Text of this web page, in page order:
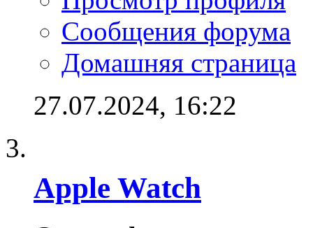
Сообщения форума
Домашняя страница
27.07.2024, 16:22
Apple Watch